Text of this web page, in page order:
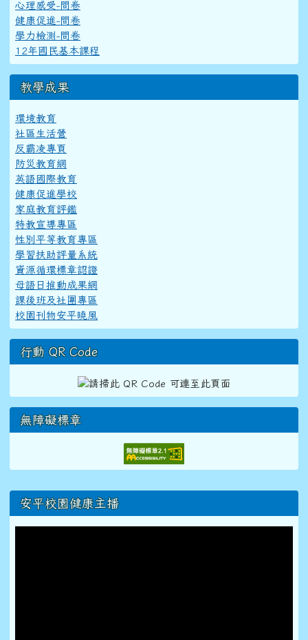
心理感受-問卷
健康促進-問卷
學力檢測-問卷
12年國民基本課程
教學成果
環境教育
社區生活營
反霸凌專頁
防災教育網
英語國際教育
健康促進學校
家庭教育評鑑
特教宣導專區
性別平等教育專區
學習扶助評量系統
資源循環標章認證
母語日推動成果網
課後班及社團專區
校園刊物安平曉風
行動 QR Code
無障礙標章
右邊區域內容
安平校園健康主播